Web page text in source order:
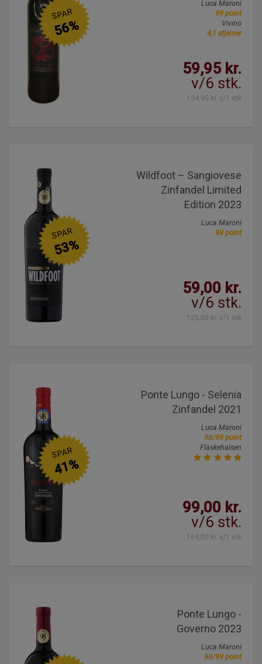
Luca Maroni
99 point
Vivino
4,1 stjerner
59,95 kr.
v/6 stk.
134,95 kr. v/1 stk
SPAR
56%
Wildfoot – Sangiovese
Zinfandel Limited
Edition 2023
Luca Maroni
98 point
59,00 kr.
v/6 stk.
125,00 kr. v/1 stk
SPAR
53%
Ponte Lungo - Selenia
Zinfandel 2021
Luca Maroni
98/99 point
Flaskehalsen
99,00 kr.
v/6 stk.
169,00 kr. v/1 stk
SPAR
41%
Ponte Lungo -
Governo 2023
Luca Maroni
98/99 point